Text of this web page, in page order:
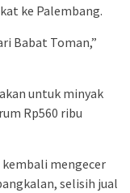
ke Palembang.
Babat Toman,”
untuk minyak
Rp560 ribu
mengecer
selisih jual